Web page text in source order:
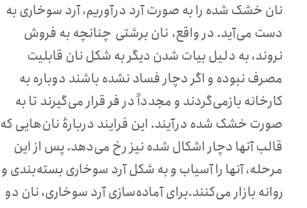
نان خشک شده را به صورت آرد درآوریم، آرد سوخاری به
دست می‌آید. در واقع، نان برشتی چنانچه به فروش
نروند، به دلیل بیات شدن دیگر به شکل نان قابلیت
مصرف نبوده و اگر دچار فساد نشده باشند دوباره به
کارخانه بازمی‌گردند و مجدداً در فر قرار می‌گیرند تا به
صورت خشک شده درآیند. این فرایند دربارهٔ نان‌هایی که
قالب آنها دچار اشکال شده نیز رخ می‌دهد. پس از این
مرحله، آنها را آسیاب و به شکل آرد سوخاری بسته‌بندی و
روانه بازار می‌کنند.برای آماده‌سازی آرد سوخاری، نان دو